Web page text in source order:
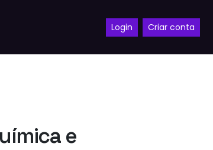
Login Criar conta
e